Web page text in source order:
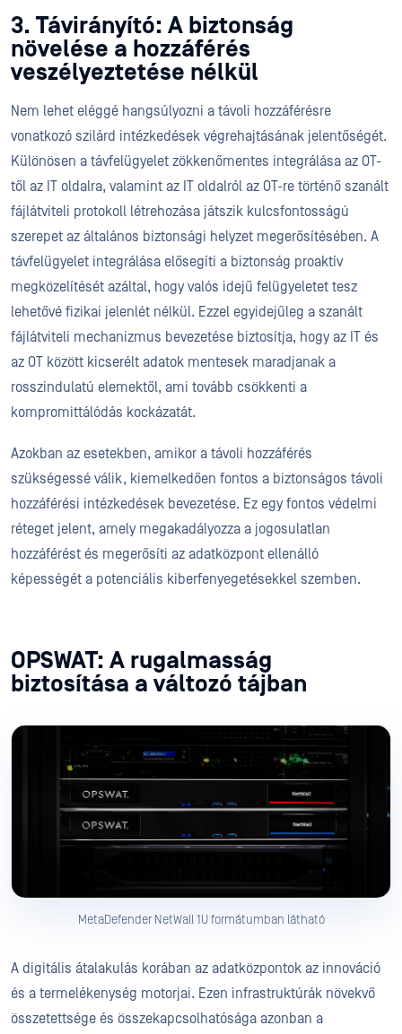
3. Távirányító: A biztonság
növelése a hozzáférés
veszélyeztetése nélkül
Nem lehet eléggé hangsúlyozni a távoli hozzáférésre
vonatkozó szilárd intézkedések végrehajtásának jelentőségét.
Különösen a távfelügyelet zökkenőmentes integrálása az OT-
től az IT oldalra, valamint az IT oldalról az OT-re történő szanált
fájlátviteli protokoll létrehozása játszik kulcsfontosságú
szerepet az általános biztonsági helyzet megerősítésében. A
távfelügyelet integrálása elősegíti a biztonság proaktív
megközelítését azáltal, hogy valós idejű felügyeletet tesz
lehetővé fizikai jelenlét nélkül. Ezzel egyidejűleg a szanált
fájlátviteli mechanizmus bevezetése biztosítja, hogy az IT és
az OT között kicserélt adatok mentesek maradjanak a
rosszindulatú elemektől, ami tovább csökkenti a
kompromittálódás kockázatát.
Azokban az esetekben, amikor a távoli hozzáférés
szükségessé válik, kiemelkedően fontos a biztonságos távoli
hozzáférési intézkedések bevezetése. Ez egy fontos védelmi
réteget jelent, amely megakadályozza a jogosulatlan
hozzáférést és megerősíti az adatközpont ellenálló
képességét a potenciális kiberfenyegetésekkel szemben.
OPSWAT: A rugalmasság
biztosítása a változó tájban
MetaDefender NetWall 1U formátumban látható
A digitális átalakulás korában az adatközpontok az innováció
és a termelékenység motorjai. Ezen infrastruktúrák növekvő
összetettsége és összekapcsolhatósága azonban a